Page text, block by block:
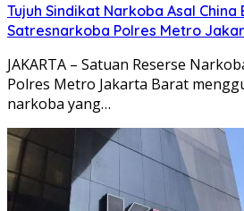
Tujuh Sindikat Narkoba Asal
Satresnarkoba Polres Metro
JAKARTA – Satuan Reserse
Polres Metro Jakarta Barat
narkoba yang…